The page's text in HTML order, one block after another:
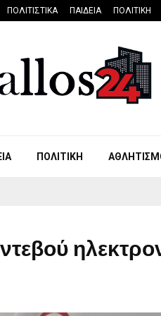
ΠΟΛΙΤΙΣΤΙΚΑ ΠΑΙΔΕΙΑ ΠΟΛΙΤΙΚΗ
ΠΟΛΙΤΙΚΗ